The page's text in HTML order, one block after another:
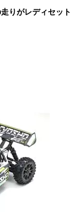
りがレディセット